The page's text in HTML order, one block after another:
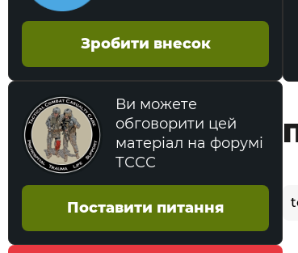
Зробити внесок
Ви можете
обговорити цей
матеріал на форумі
ТССС
Поставити питання